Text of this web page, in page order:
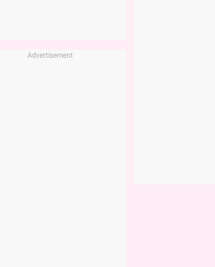
Advertisement